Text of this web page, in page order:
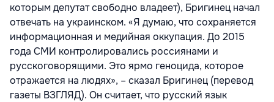
которым депутат свободно владеет), Бригинец начал
отвечать на украинском. «Я думаю, что сохраняется
информационная и медийная оккупация. До 2015
года СМИ контролировались россиянами и
русскоговорящими. Это ярмо геноцида, которое
отражается на людях», – сказал Бригинец (перевод
газеты ВЗГЛЯД). Он считает, что русский язык